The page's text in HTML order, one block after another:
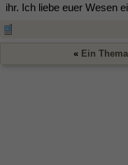
ihr. Ich liebe euer Wesen
« Ein